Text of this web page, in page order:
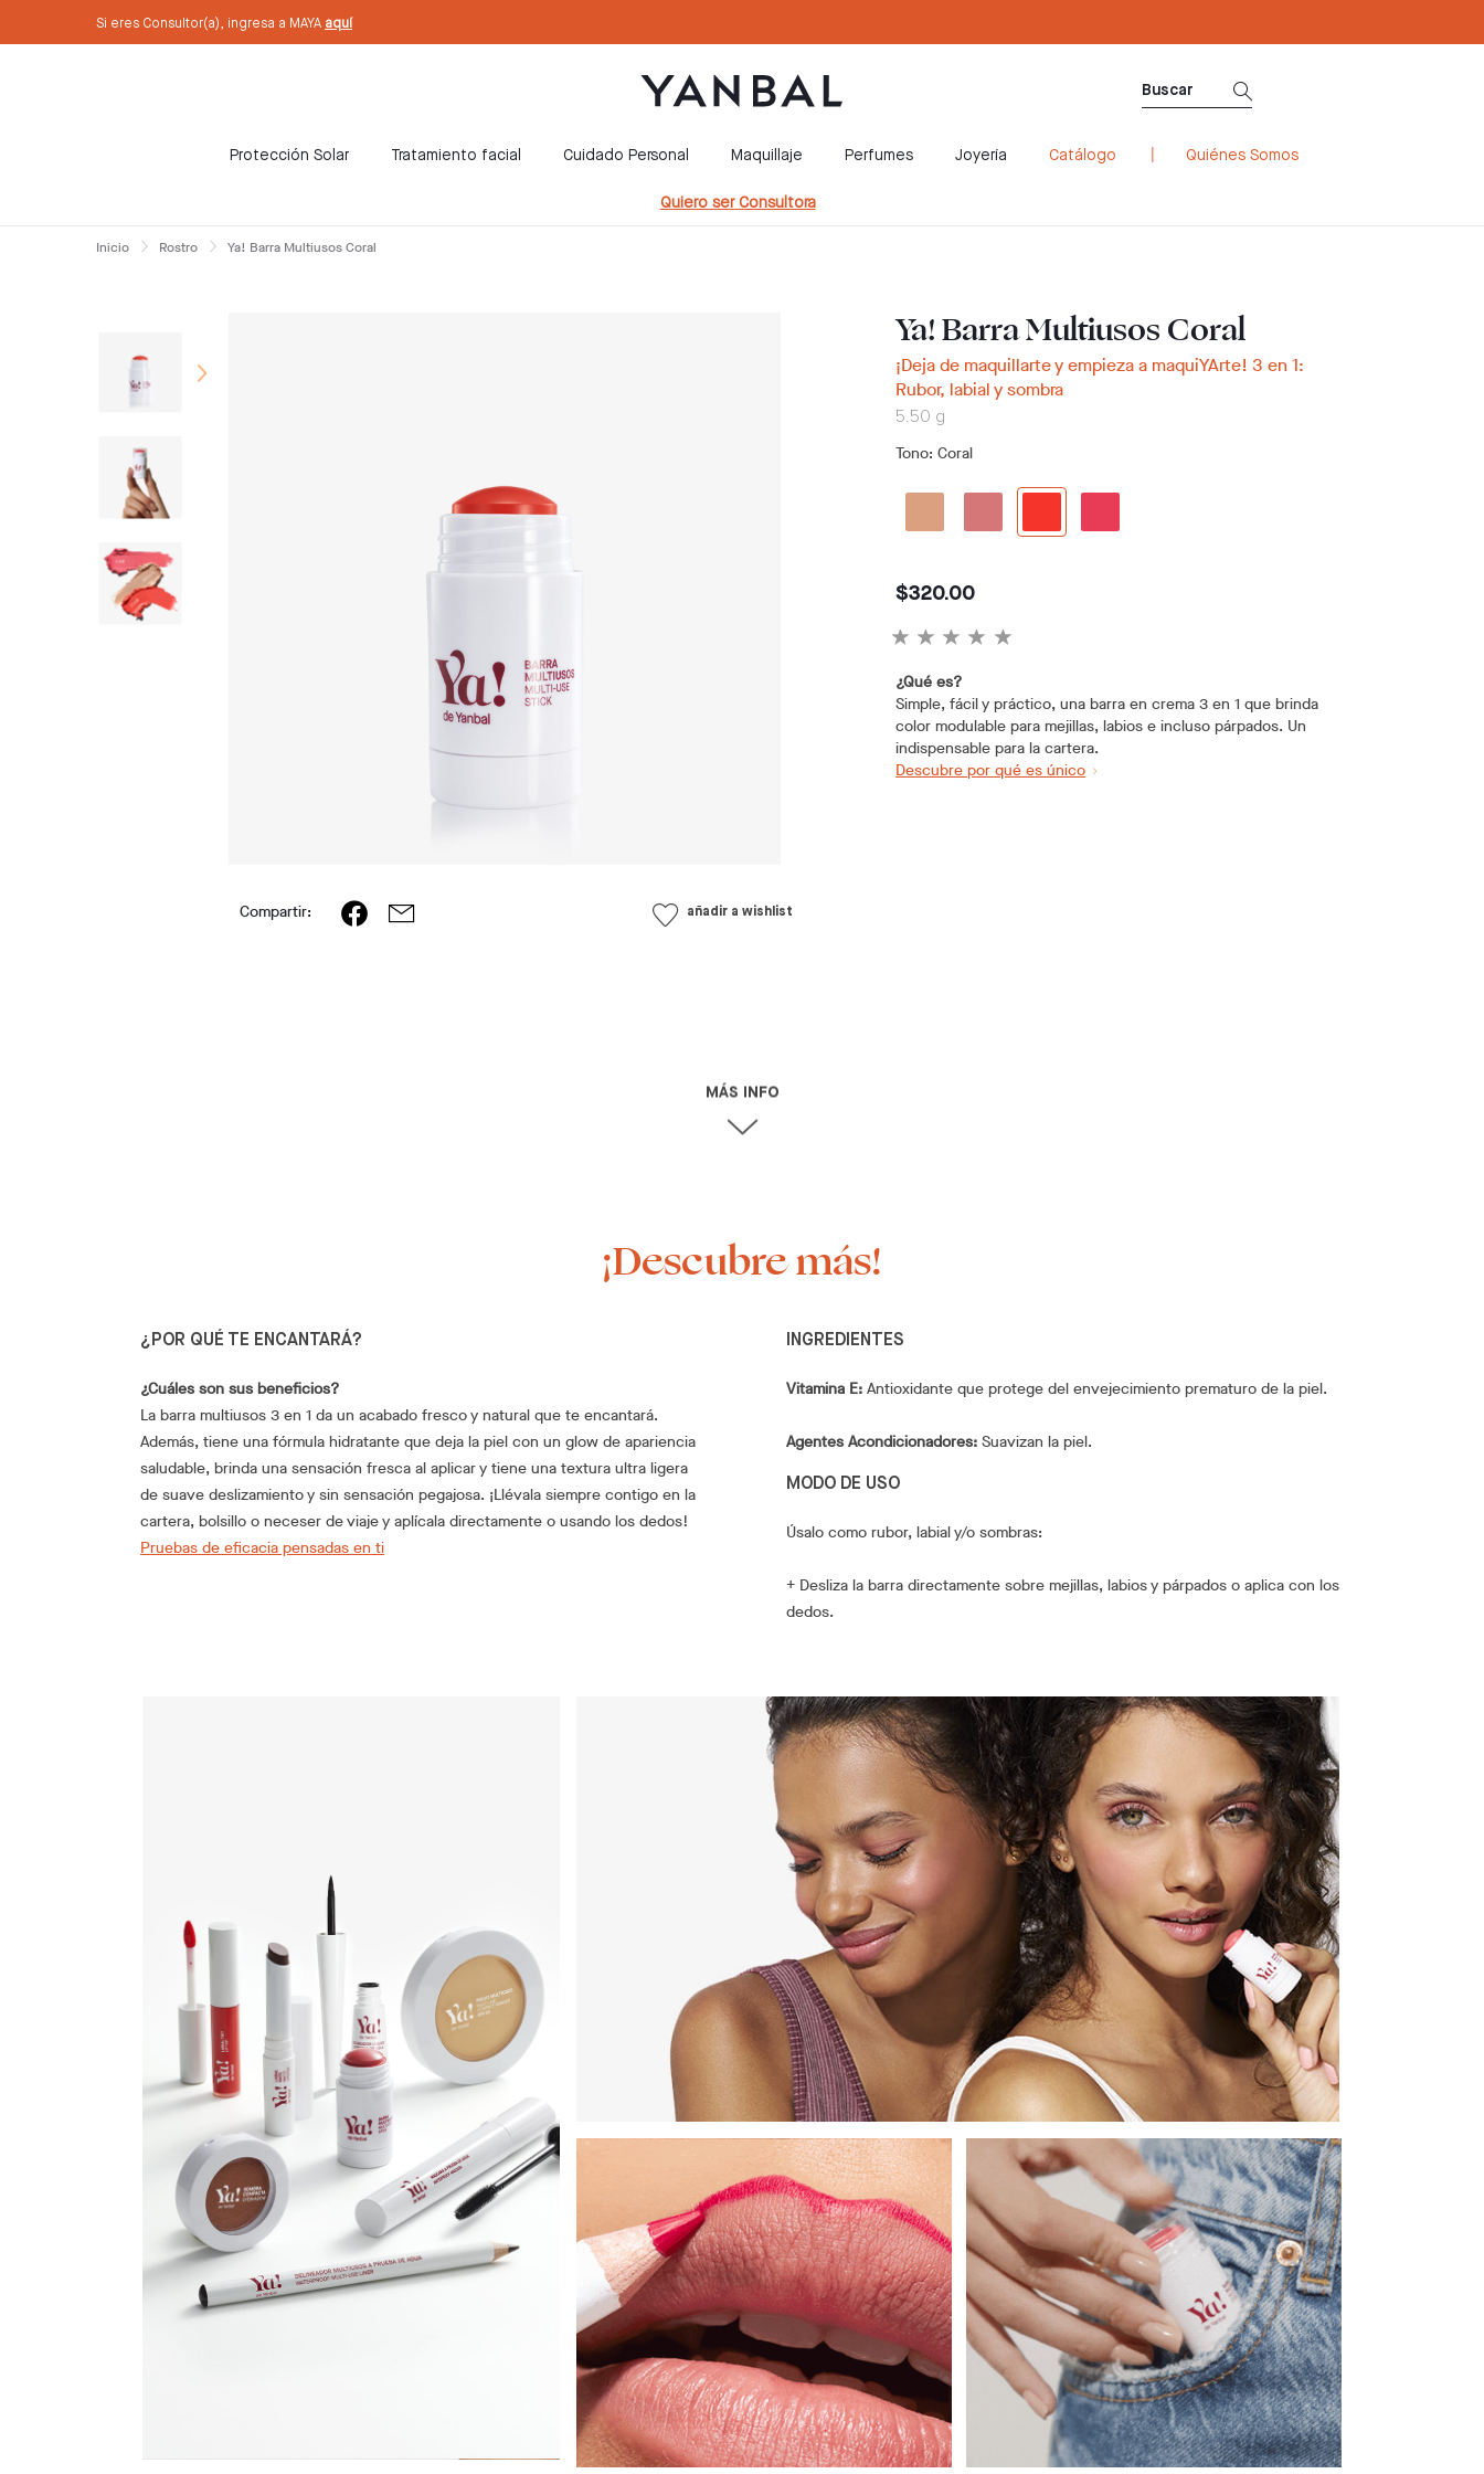
Si eres Consultor(a), ingresa a MAYA aquí
Protección Solar Tratamiento facial Cuidado Personal Maquillaje Perfumes Joyería Catálogo Quiénes Somos
Quiero ser Consultora
Inicio Rostro Ya! Barra Multiusos Coral
Compartir: añadir a wishlist
Ya! Barra Multiusos Coral
¡Deja de maquillarte y empieza a maquiYArte! 3 en 1:
Rubor, labial y sombra
5.50 g
Tono: Coral
$320.00
¿Qué es?
Simple, fácil y práctico, una barra en crema 3 en 1 que brinda
color modulable para mejillas, labios e incluso párpados. Un
indispensable para la cartera.
Descubre por qué es único
¡Descubre más!
¿POR QUÉ TE ENCANTARÁ?
¿Cuáles son sus beneficios?
La barra multiusos 3 en 1 da un acabado fresco y natural que te encantará.
Además, tiene una fórmula hidratante que deja la piel con un glow de apariencia
saludable, brinda una sensación fresca al aplicar y tiene una textura ultra ligera
de suave deslizamiento y sin sensación pegajosa. ¡Llévala siempre contigo en la
cartera, bolsillo o neceser de viaje y aplícala directamente o usando los dedos!
Pruebas de eficacia pensadas en ti
INGREDIENTES
Vitamina E: Antioxidante que protege del envejecimiento prematuro de la piel.
Agentes Acondicionadores: Suavizan la piel.
MODO DE USO
Úsalo como rubor, labial y/o sombras:
+ Desliza la barra directamente sobre mejillas, labios y párpados o aplica con los
dedos.